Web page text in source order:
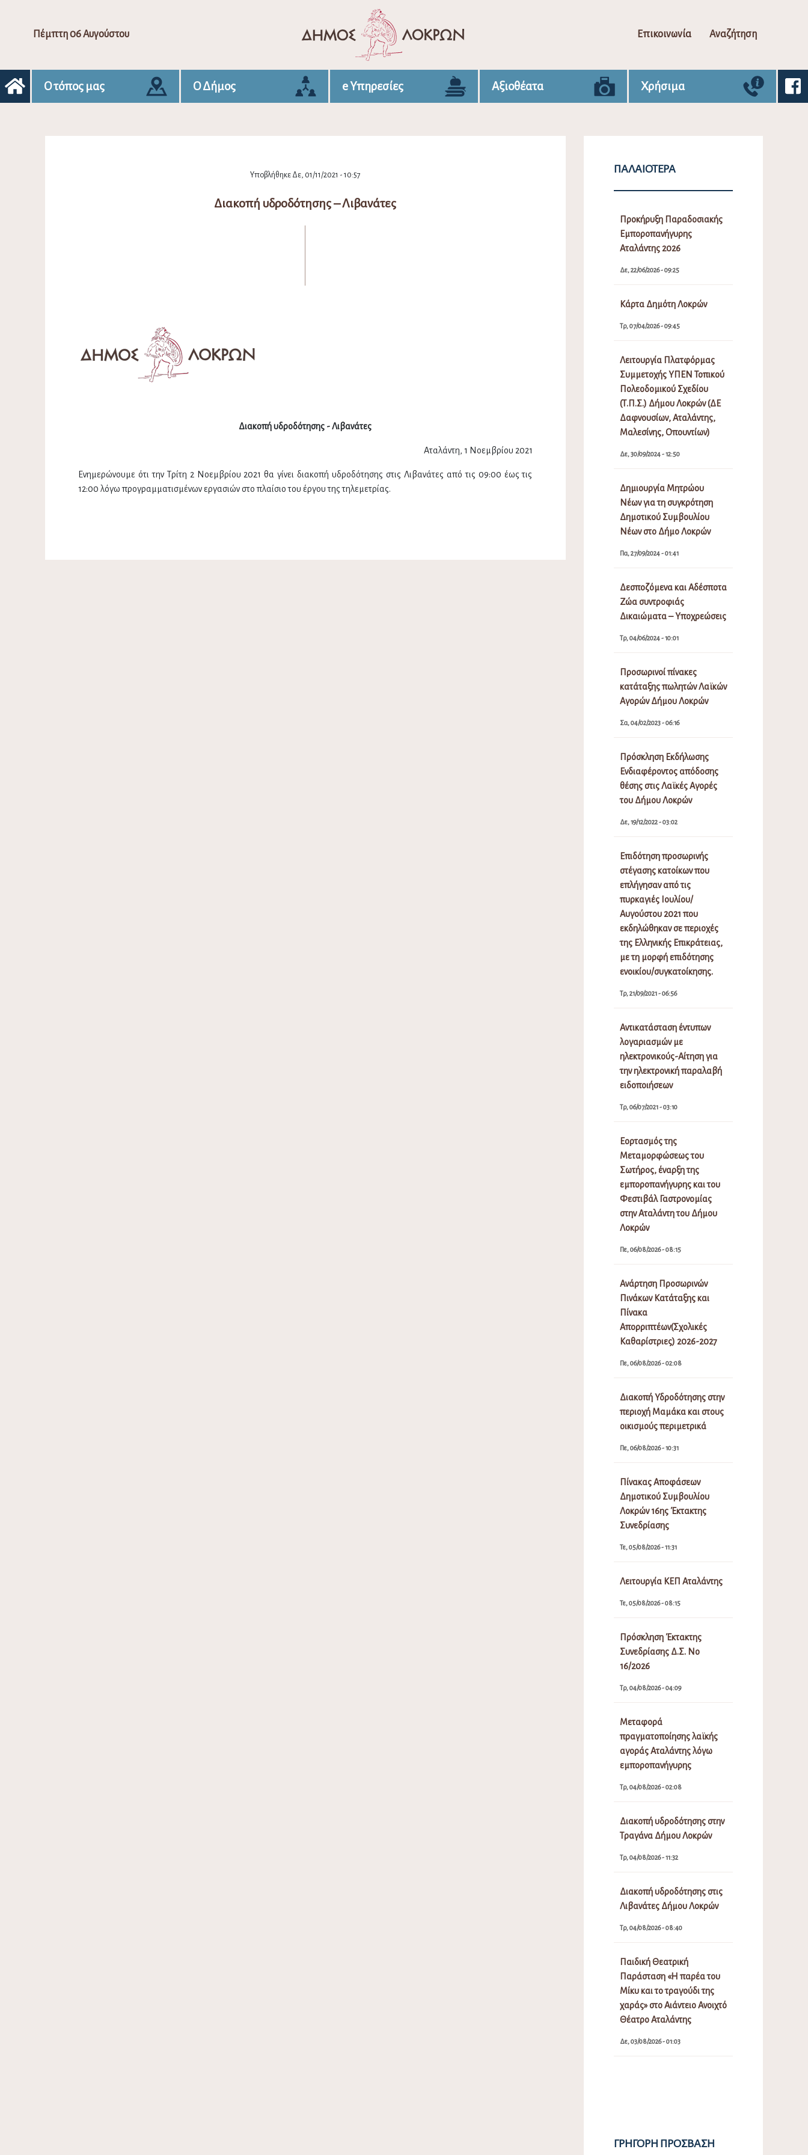
Πέμπτη 06 Αυγούστου Επικοινωνία Αναζήτηση
Ο τόπος μας Ο Δήμος e Υπηρεσίες Αξιοθέατα Χρήσιμα
Υποβλήθηκε Δε, 01/11/2021 - 10:57
Διακοπή υδροδότησης – Λιβανάτες
Διακοπή υδροδότησης - Λιβανάτες
Αταλάντη, 1 Νοεμβρίου 2021
Ενημερώνουμε ότι την Τρίτη 2 Νοεμβρίου 2021 θα γίνει διακοπή υδροδότησης στις Λιβανάτες από τις 09:00 έως τις
12:00 λόγω προγραμματισμένων εργασιών στο πλαίσιο του έργου της τηλεμετρίας.
ΠΑΛΑΙΌΤΕΡΑ
Προκήρυξη Παραδοσιακής
Εμποροπανήγυρης
Αταλάντης 2026
Δε, 22/06/2026 - 09:25
Κάρτα Δημότη Λοκρών
Τρ, 07/04/2026 - 09:45
Λειτουργία Πλατφόρμας
Συμμετοχής ΥΠΕΝ Τοπικού
Πολεοδομικού Σχεδίου
(Τ.Π.Σ.) Δήμου Λοκρών (ΔΕ
Δαφνουσίων, Αταλάντης,
Μαλεσίνης, Οπουντίων)
Δε, 30/09/2024 - 12:50
Δημιουργία Μητρώου
Νέων για τη συγκρότηση
Δημοτικού Συμβουλίου
Νέων στο Δήμο Λοκρών
Πα, 27/09/2024 - 01:41
Δεσποζόμενα και Αδέσποτα
Ζώα συντροφιάς
Δικαιώματα – Υποχρεώσεις
Τρ, 04/06/2024 - 10:01
Προσωρινοί πίνακες
κατάταξης πωλητών Λαϊκών
Αγορών Δήμου Λοκρών
Σα, 04/02/2023 - 06:16
Πρόσκληση Εκδήλωσης
Ενδιαφέροντος απόδοσης
θέσης στις Λαϊκές Αγορές
του Δήμου Λοκρών
Δε, 19/12/2022 - 03:02
Επιδότηση προσωρινής
στέγασης κατοίκων που
επλήγησαν από τις
πυρκαγιές Ιουλίου/
Αυγούστου 2021 που
εκδηλώθηκαν σε περιοχές
της Ελληνικής Επικράτειας,
με τη μορφή επιδότησης
ενοικίου/συγκατοίκησης.
Τρ, 21/09/2021 - 06:56
Αντικατάσταση έντυπων
λογαριασμών με
ηλεκτρονικούς-Αίτηση για
την ηλεκτρονική παραλαβή
ειδοποιήσεων
Τρ, 06/07/2021 - 03:10
Εορτασμός της
Μεταμορφώσεως του
Σωτήρος, έναρξη της
εμποροπανήγυρης και του
Φεστιβάλ Γαστρονομίας
στην Αταλάντη του Δήμου
Λοκρών
Πε, 06/08/2026 - 08:15
Ανάρτηση Προσωρινών
Πινάκων Κατάταξης και
Πίνακα
Απορριπτέων(Σχολικές
Καθαρίστριες) 2026-2027
Πε, 06/08/2026 - 02:08
Διακοπή Υδροδότησης στην
περιοχή Μαμάκα και στους
οικισμούς περιμετρικά
Πε, 06/08/2026 - 10:31
Πίνακας Αποφάσεων
Δημοτικού Συμβουλίου
Λοκρών 16ης Έκτακτης
Συνεδρίασης
Τε, 05/08/2026 - 11:31
Λειτουργία ΚΕΠ Αταλάντης
Τε, 05/08/2026 - 08:15
Πρόσκληση Έκτακτης
Συνεδρίασης Δ.Σ. Νο
16/2026
Τρ, 04/08/2026 - 04:09
Μεταφορά
πραγματοποίησης λαϊκής
αγοράς Αταλάντης λόγω
εμποροπανήγυρης
Τρ, 04/08/2026 - 02:08
Διακοπή υδροδότησης στην
Τραγάνα Δήμου Λοκρών
Τρ, 04/08/2026 - 11:32
Διακοπή υδροδότησης στις
Λιβανάτες Δήμου Λοκρών
Τρ, 04/08/2026 - 08:40
Παιδική Θεατρική
Παράσταση «Η παρέα του
Μίκυ και το τραγούδι της
χαράς» στο Αιάντειο Ανοιχτό
Θέατρο Αταλάντης
Δε, 03/08/2026 - 01:03
ΓΡΉΓΟΡΗ ΠΡΌΣΒΑΣΗ